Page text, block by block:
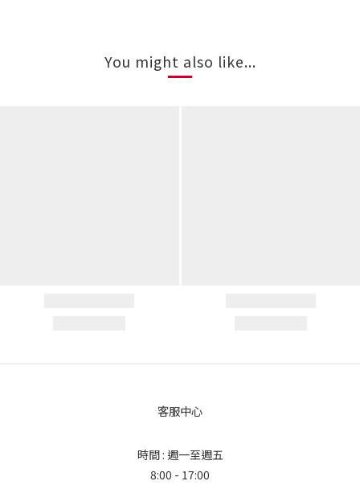
You might also like...
客服中心
時間 : 週一至週五
8:00 - 17:00